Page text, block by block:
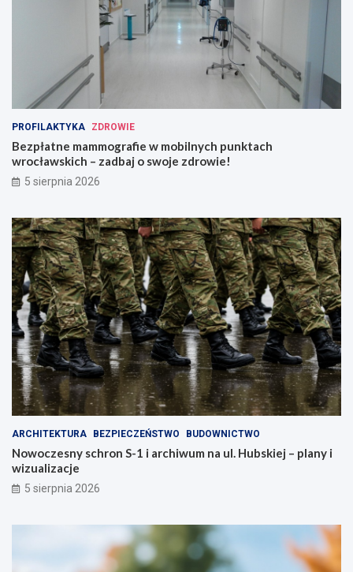
PROFILAKTYKA ZDROWIE
Bezpłatne mammografie w mobilnych punktach
wrocławskich – zadbaj o swoje zdrowie!
5 sierpnia 2026
ARCHITEKTURA BEZPIECZEŃSTWO BUDOWNICTWO
Nowoczesny schron S-1 i archiwum na ul. Hubskiej – plany i
wizualizacje
5 sierpnia 2026